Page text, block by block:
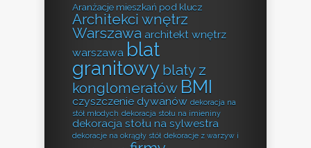
Aranżacje mieszkań pod klucz
Architekci wnętrz
Warszawa architekt wnętrz
warszawa blat
granitowy blaty z
konglomeratów BMI
czyszczenie dywanów dekoracja na
stół młodych dekoracja stołu na imieniny
dekoracja stołu na sylwestra
dekoracje na okrągły stół dekoracje z warzyw i